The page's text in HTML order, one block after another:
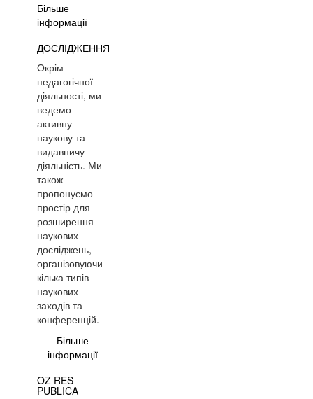
Більше
інформації
ДОСЛІДЖЕННЯ
Окрім
педагогічної
діяльності, ми
ведемо
активну
наукову та
видавничу
діяльність. Ми
також
пропонуємо
простір для
розширення
наукових
досліджень,
організовуючи
кілька типів
наукових
заходів та
конференцій.
Більше
інформації
OZ RES
PUBLICA